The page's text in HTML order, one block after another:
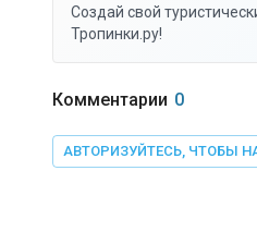
Создай свой
Тропинки.ру!
Комментарии 0
АВТОРИЗУЙТЕСЬ, ЧТОБЫ